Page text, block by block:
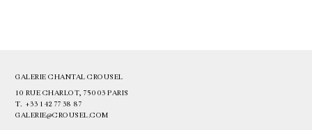
GALERIE CHANTAL CROUSEL
10 RUE CHARLOT, 75003 PARIS
T. +33 1 42 77 38 87
GALERIE@CROUSEL.COM